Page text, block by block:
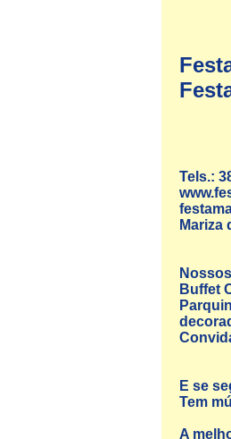
Tels.:
Mariza
Buffet
E se
Tem
A